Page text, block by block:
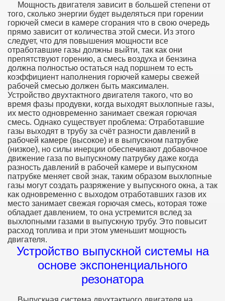
Мощность двигателя зависит в большей степени от
того, сколько энергии будет выделяться при горении
горючей смеси в камере сгорания что в свою очередь
прямо зависит от количества этой смеси. Из этого
следует, что для повышения мощности все
отработавшие газы должны выйти, так как они
препятствуют горению, а смесь воздуха и бензина
должна полностью остаться над поршнем то есть
коэффициент наполнения горючей камеры свежей
рабочей смесью должен быть максимален.
Устройство двухтактного двигателя такого, что во
время фазы продувки, когда выходят выхлопные газы,
их место одновременно занимает свежая горючая
смесь. Однако существует проблема: Отработавшие
газы выходят в трубу за счёт разности давлений в
рабочей камере (высокое) и в выпускном патрубке
(низкое), но силы инерции обеспечивают добавочное
движение газа по выпускному патрубку даже когда
разность давлений в рабочей камере и выпускном
патрубке меняет свой знак, таким образом выхлопные
газы могут создать разряжение у выпускного окна, а так
как одновременно с выходом отработавших газов их
место занимает свежая горючая смесь, которая тоже
обладает давлением, то она устремится вслед за
выхлопными газами в выпускную трубу. Это повысит
расход топлива и при этом уменьшит мощность
двигателя.
Устройство выпускной системы на
основе экспоненциального
резонатора